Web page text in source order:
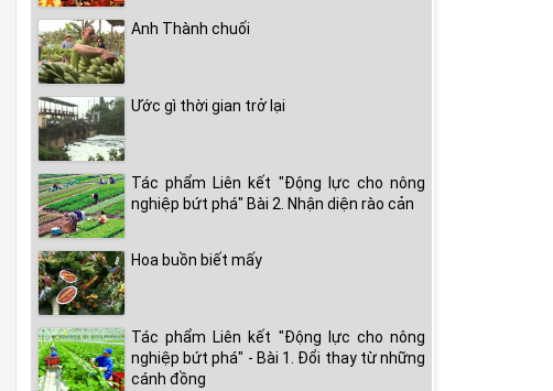
Anh Thành chuối
Ước gì thời gian trở lại
Tác phẩm Liên kết "Động lực cho nông
nghiệp bứt phá" Bài 2. Nhận diện rào cản
Hoa buồn biết mấy
Tác phẩm Liên kết "Động lực cho nông
nghiệp bứt phá" - Bài 1. Đổi thay từ những
cánh đồng